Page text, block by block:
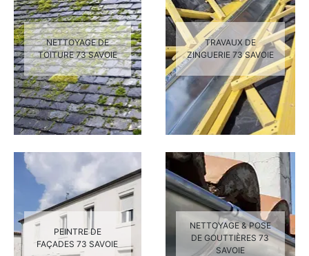
NETTOYAGE DE
TOITURE 73 SAVOIE
TRAVAUX DE
ZINGUERIE 73 SAVOIE
PEINTRE DE
FAÇADES 73 SAVOIE
NETTOYAGE & POSE
DE GOUTTIÈRES 73
SAVOIE